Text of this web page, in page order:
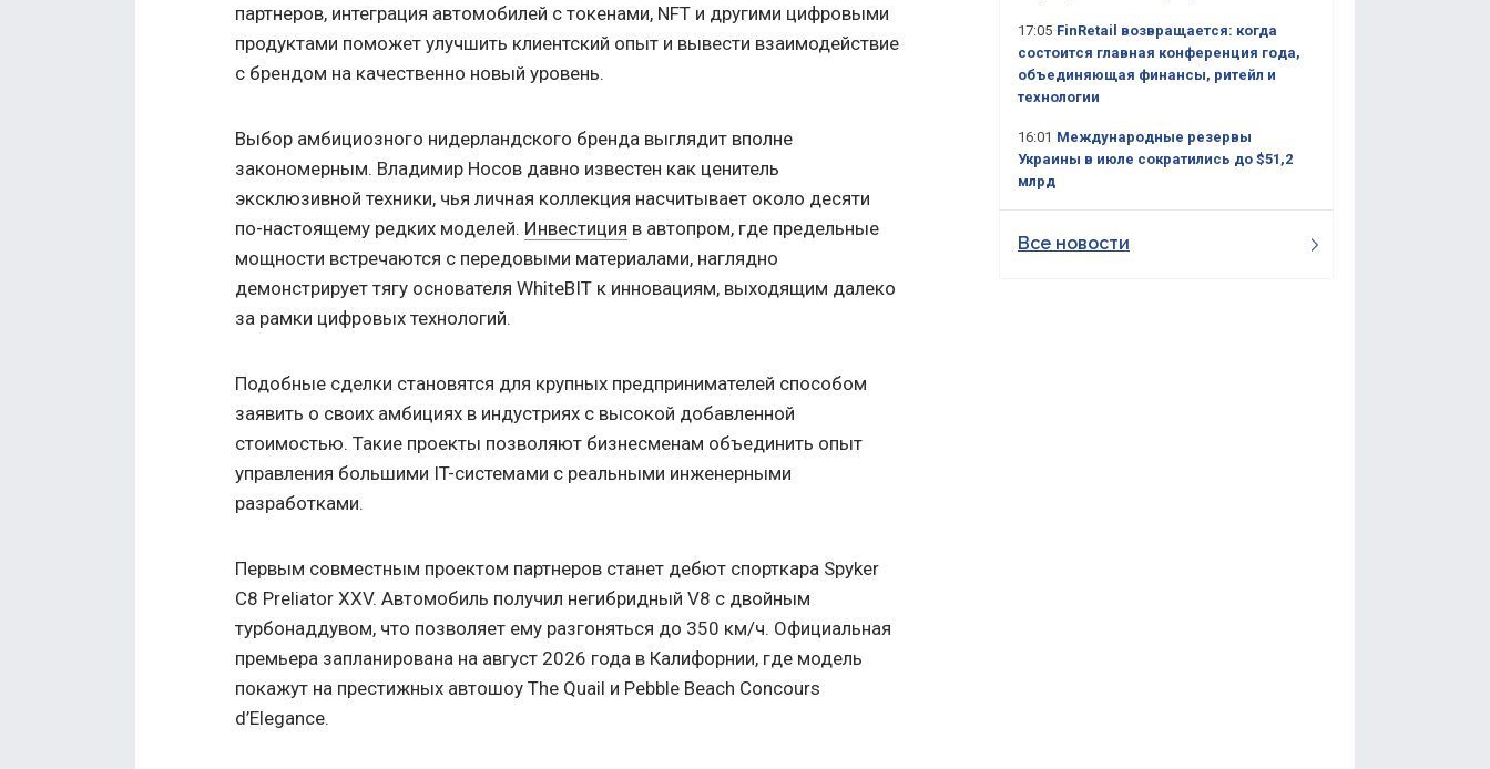
партнеров, интеграция автомобилей с токенами, NFT и другими цифровыми
продуктами поможет улучшить клиентский опыт и вывести взаимодействие
с брендом на качественно новый уровень.
Выбор амбициозного нидерландского бренда выглядит вполне
закономерным. Владимир Носов давно известен как ценитель
эксклюзивной техники, чья личная коллекция насчитывает около десяти
по-настоящему редких моделей. Инвестиция в автопром, где предельные
мощности встречаются с передовыми материалами, наглядно
демонстрирует тягу основателя WhiteBIT к инновациям, выходящим далеко
за рамки цифровых технологий.
Подобные сделки становятся для крупных предпринимателей способом
заявить о своих амбициях в индустриях с высокой добавленной
стоимостью. Такие проекты позволяют бизнесменам объединить опыт
управления большими IT-системами с реальными инженерными
разработками.
Первым совместным проектом партнеров станет дебют спорткара Spyker
C8 Preliator XXV. Автомобиль получил негибридный V8 с двойным
турбонаддувом, что позволяет ему разгоняться до 350 км/ч. Официальная
премьера запланирована на август 2026 года в Калифорнии, где модель
покажут на престижных автошоу The Quail и Pebble Beach Concours
d’Elegance.
17:05 FinRetail возвращается: когда
состоится главная конференция года,
объединяющая финансы, ритейл и
технологии
16:01 Международные резервы
Украины в июле сократились до $51,2
млрд
Все новости